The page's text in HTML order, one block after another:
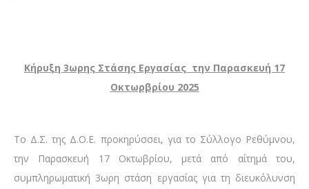
Κήρυξη 3ωρης Στάσης Εργασίας την Παρασκευή 17
Οκτωρβρίου 2025
Το Δ.Σ. της Δ.Ο.Ε. προκηρύσσει, για το Σύλλογο Ρεθύμνου,
την Παρασκευή 17 Οκτωβρίου, μετά από αίτημά του,
συμπληρωματική 3ωρη στάση εργασίας για τη διευκόλυνση